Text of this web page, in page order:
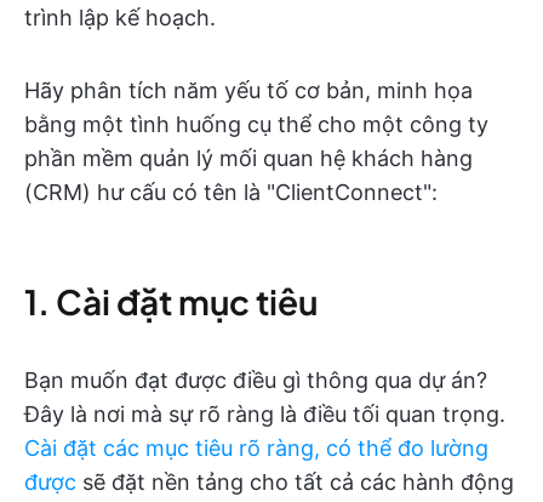
trình lập kế hoạch.
Hãy phân tích năm yếu tố cơ bản, minh họa
bằng một tình huống cụ thể cho một công ty
phần mềm quản lý mối quan hệ khách hàng
(CRM) hư cấu có tên là "ClientConnect":
1. Cài đặt mục tiêu
Bạn muốn đạt được điều gì thông qua dự án?
Đây là nơi mà sự rõ ràng là điều tối quan trọng.
Cài đặt các mục tiêu rõ ràng, có thể đo lường
được sẽ đặt nền tảng cho tất cả các hành động